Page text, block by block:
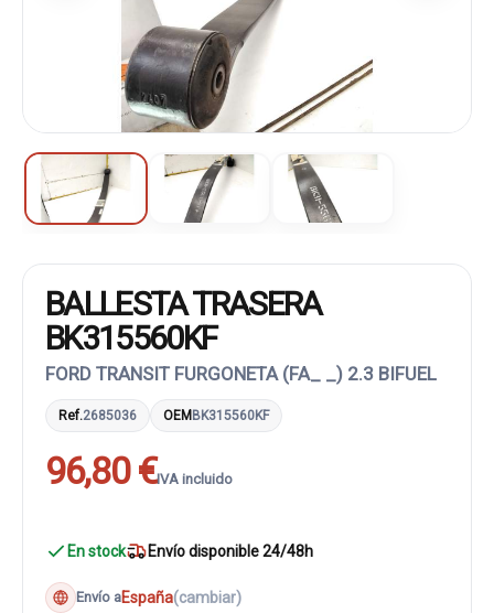
BALLESTA TRASERA
BK315560KF
FORD TRANSIT FURGONETA (FA_ _) 2.3 BIFUEL
Ref.2685036 OEMBK315560KF
96,80 €IVA incluido
En stock Envío disponible 24/48h
Envío aEspaña(cambiar)